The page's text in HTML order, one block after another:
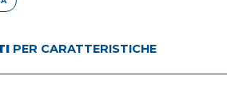
PER CARATTERISTICHE